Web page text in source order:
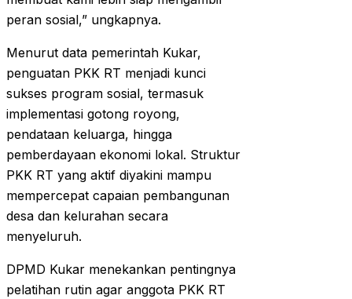
peran sosial,” ungkapnya.
Menurut data pemerintah Kukar,
penguatan PKK RT menjadi kunci
sukses program sosial, termasuk
implementasi gotong royong,
pendataan keluarga, hingga
pemberdayaan ekonomi lokal. Struktur
PKK RT yang aktif diyakini mampu
mempercepat capaian pembangunan
desa dan kelurahan secara
menyeluruh.
DPMD Kukar menekankan pentingnya
pelatihan rutin agar anggota PKK RT